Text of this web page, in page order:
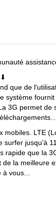
que de
système
3G permet de
LTE
jusqu’à
rapide que la
la meilleure
vous...